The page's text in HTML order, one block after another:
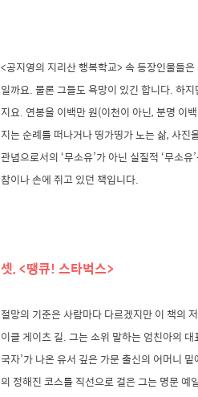
<공지영의 지리산 행복학교> 속 등장인물들
일까요. 물론 그들도 욕망이 있긴 합니다. 하
지요. 연봉을 이백만 원(이천이 아닌, 분명 이
지는 순례를 떠나거나 띵가띵가 노는 삶, 사
관념으로서의 ‘무소유’가 아닌 실질적 ‘무소
참이나 손에 쥐고 있던 책입니다.
셋, <땡큐! 스타벅스>
절망의 기준은 사람마다 다르겠지만 이 책의
이클 게이츠 길. 그는 소위 말하는 엄친아의
국자’가 나온 유서 깊은 가문 출신의 어머니
의 정해진 코스를 직선으로 걸은 그는 명문